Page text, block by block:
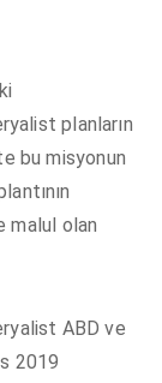
planların
bu misyonun
malul olan
ABD ve
2019